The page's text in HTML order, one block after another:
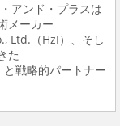
アンド・プラスは
メーカー
Ltd.（HzI）、そし
た
戦略的パートナー